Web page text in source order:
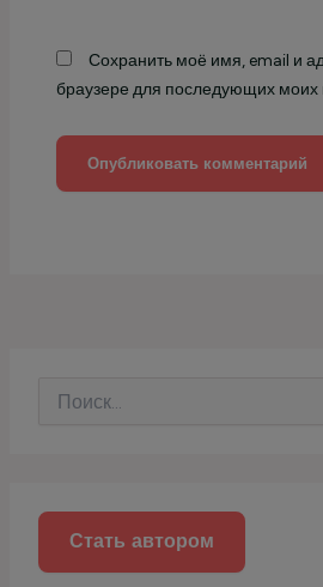
Сохранить моё имя, email и
браузере для последующих моих
Стать автором